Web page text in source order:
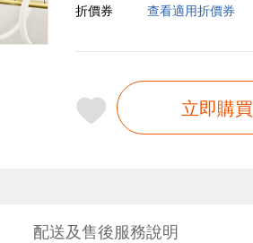
折價券
查看適用折價券
立即購買
配送及售後服務說明